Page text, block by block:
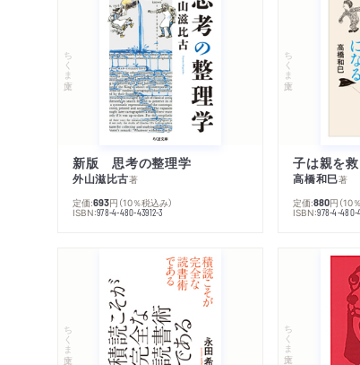
ちくま文庫
新版 思考の整理学
外山滋比古著
定価:693円 （10％税込み）
ISBN:978-4-480-43912-3
ちくま文庫
高橋和巳著
定価:880円 （10
ISBN:978-4-480-
ちくま文庫 ちくま文庫